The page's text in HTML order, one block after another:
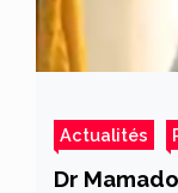
Actualités
Dr